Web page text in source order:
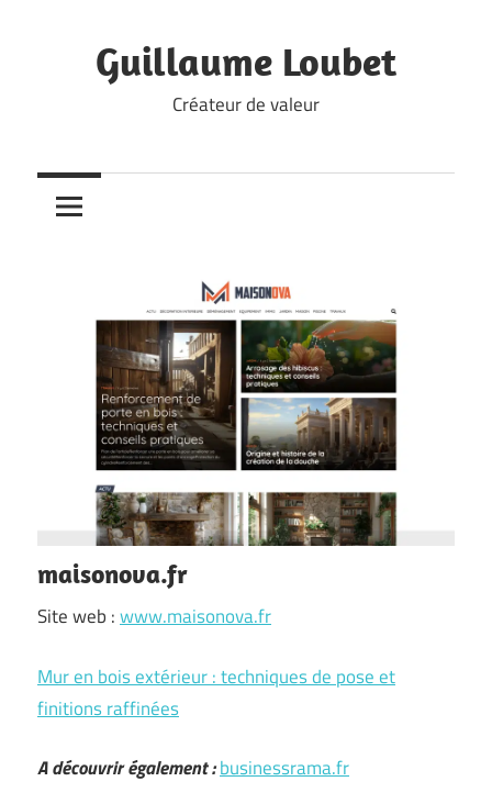
Guillaume Loubet
Créateur de valeur
maisonova.fr
Site web :www.maisonova.fr
Mur en bois extérieur : techniques de pose et
finitions raffinées
A découvrir également :businessrama.fr